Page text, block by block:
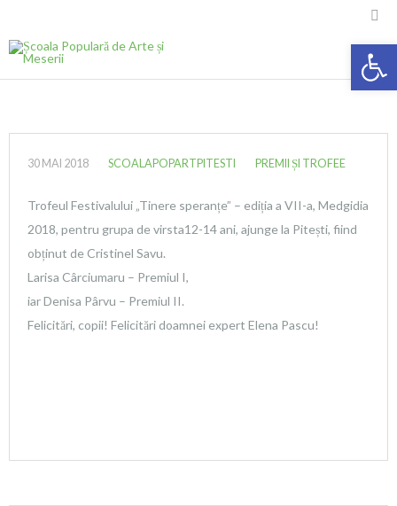

30 MAI 2018 SCOALAPOPARTPITESTI PREMII ȘI TROFEE
Trofeul Festivalului „Tinere speranțe” – ediția a VII-a, Medgidia
2018, pentru grupa de virsta12-14 ani, ajunge la Pitești, fiind
obținut de Cristinel Savu.
Larisa Cârciumaru – Premiul I,
iar Denisa Pârvu – Premiul II.
Felicitări, copii! Felicitări doamnei expert Elena Pascu!
Deschide